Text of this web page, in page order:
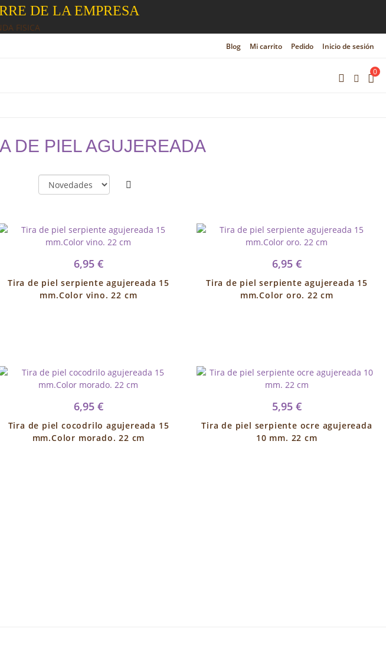
DE LA EMPRESA
FISICA
Blog Mi carrito Pedido Inicio de sesión
0
DE PIEL AGUJEREADA
6,95 €
Tira de piel serpiente agujereada 15
mm.Color vino. 22 cm
6,95 €
Tira de piel serpiente agujereada 15
mm.Color oro. 22 cm
6,95 €
Tira de piel cocodrilo agujereada 15
mm.Color morado. 22 cm
5,95 €
Tira de piel serpiente ocre agujereada
10 mm. 22 cm